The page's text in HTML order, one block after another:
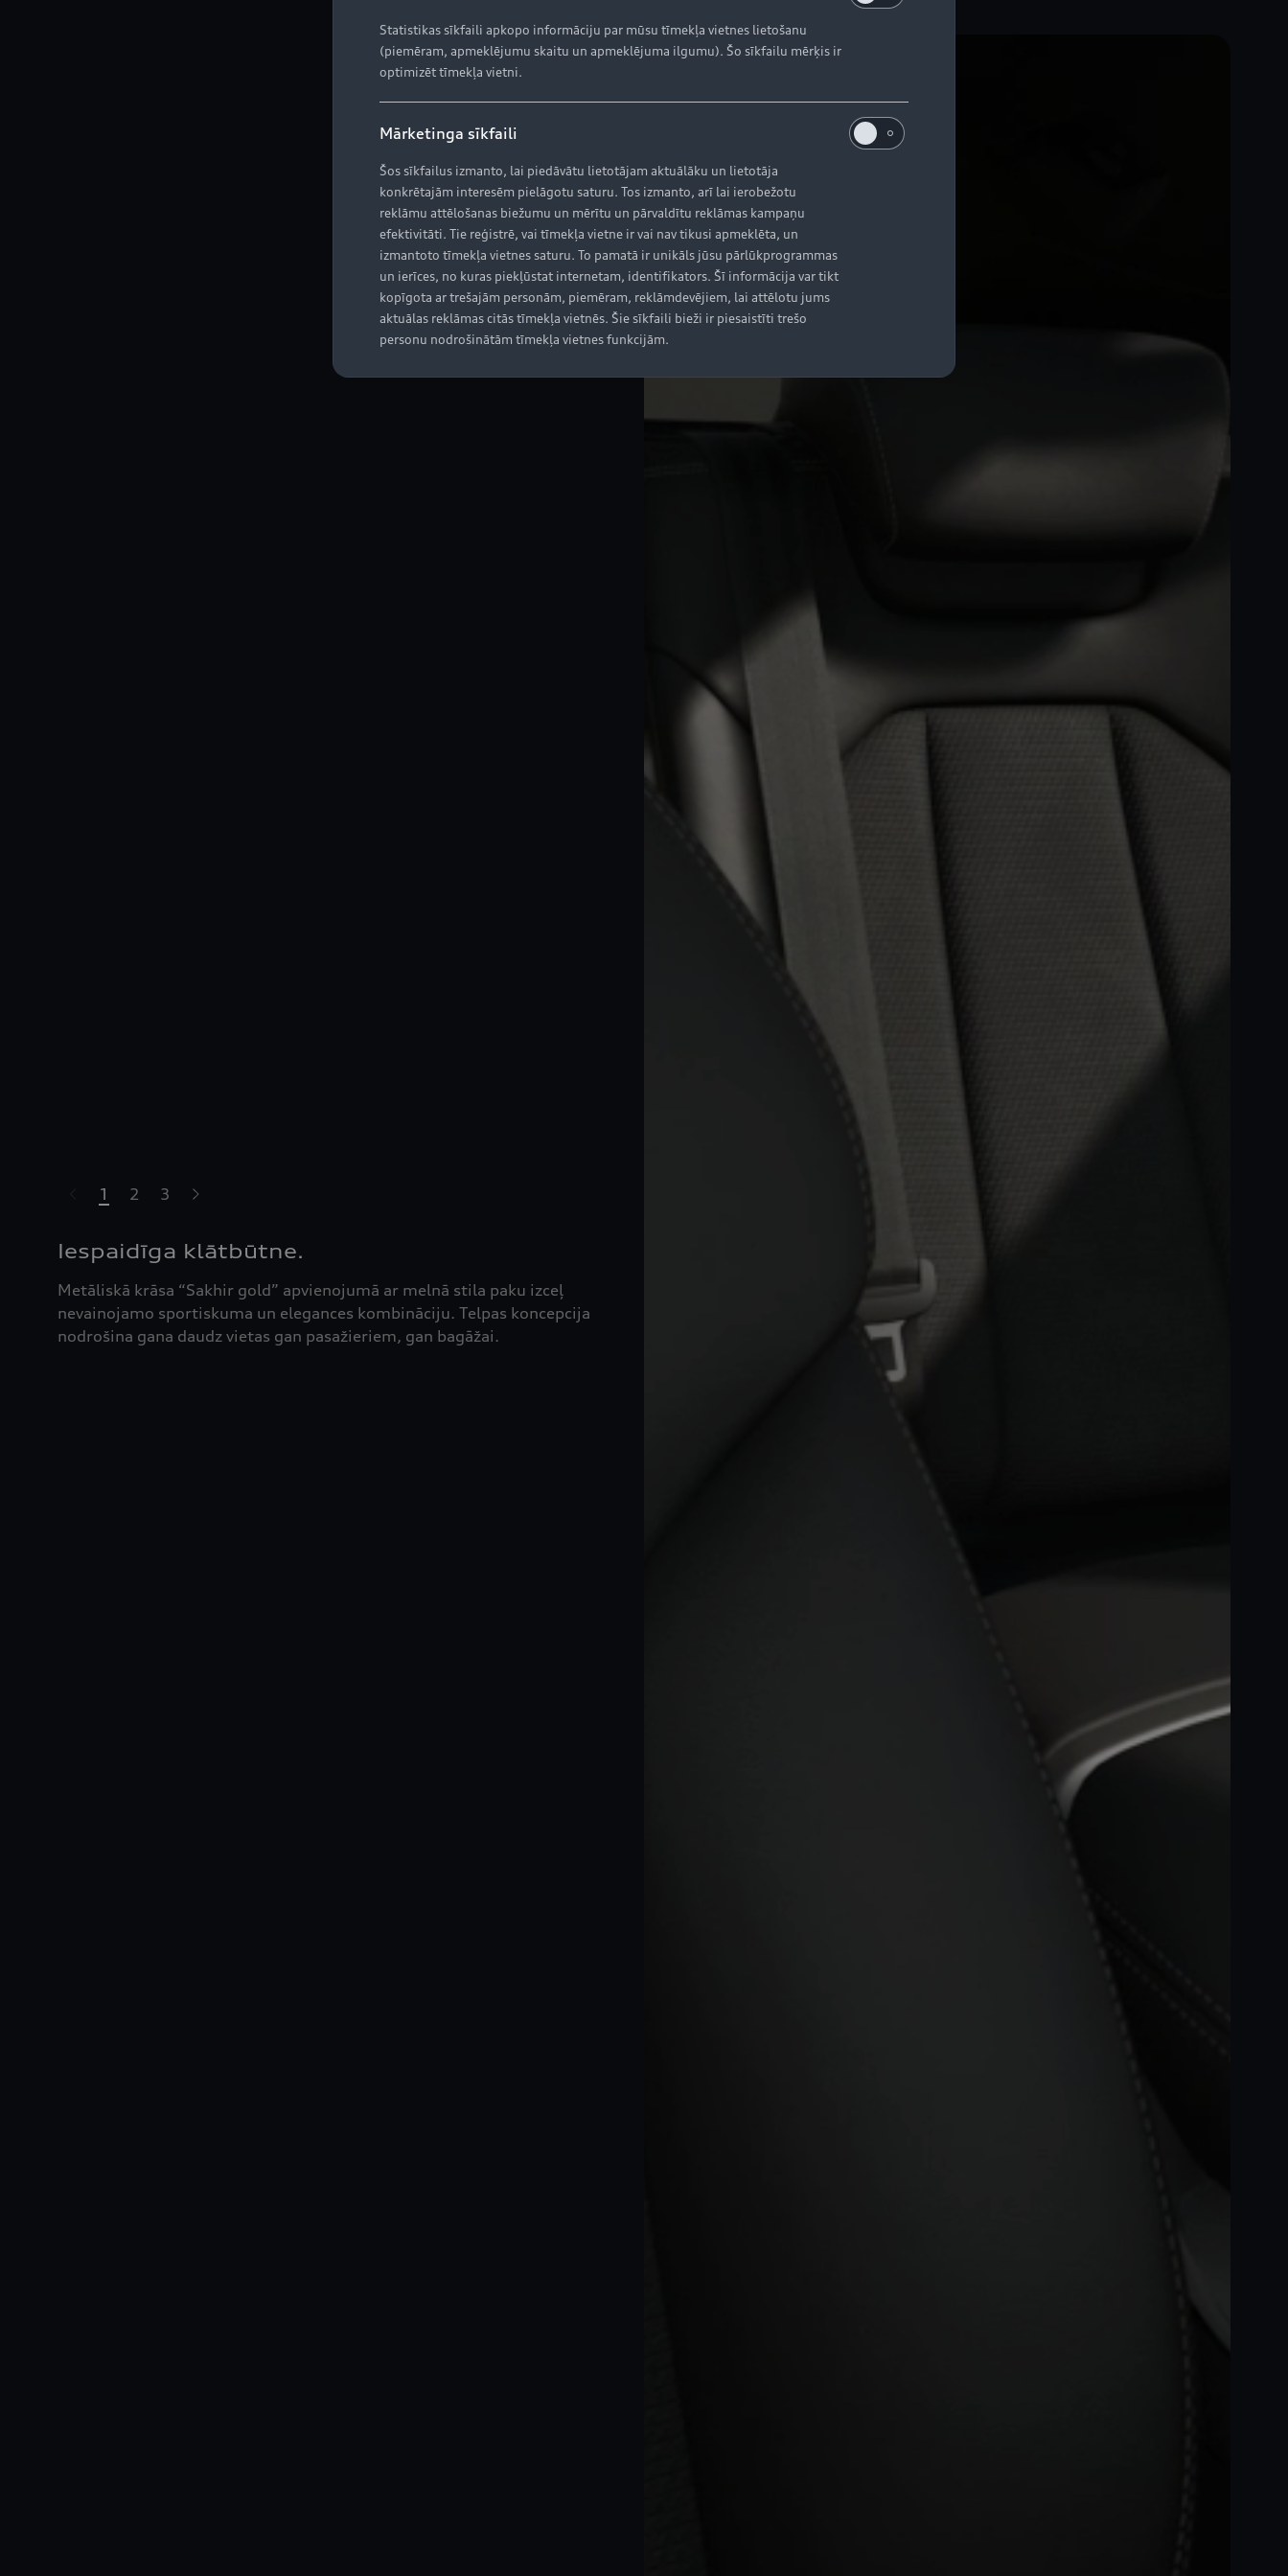
1 2 3
Iespaidīga klātbūtne.
Metāliskā krāsa “Sakhir gold” apvienojumā ar melnā stila paku izceļ
nevainojamo sportiskuma un elegances kombināciju. Telpas koncepcija
nodrošina gana daudz vietas gan pasažieriem, gan bagāžai.
Statistikas sīkfaili apkopo informāciju par mūsu tīmekļa vietnes lietošanu
(piemēram, apmeklējumu skaitu un apmeklējuma ilgumu). Šo sīkfailu mērķis ir
optimizēt tīmekļa vietni.
Mārketinga sīkfaili
Šos sīkfailus izmanto, lai piedāvātu lietotājam aktuālāku un lietotāja
konkrētajām interesēm pielāgotu saturu. Tos izmanto, arī lai ierobežotu
reklāmu attēlošanas biežumu un mērītu un pārvaldītu reklāmas kampaņu
efektivitāti. Tie reģistrē, vai tīmekļa vietne ir vai nav tikusi apmeklēta, un
izmantoto tīmekļa vietnes saturu. To pamatā ir unikāls jūsu pārlūkprogrammas
un ierīces, no kuras piekļūstat internetam, identifikators. Šī informācija var tikt
kopīgota ar trešajām personām, piemēram, reklāmdevējiem, lai attēlotu jums
aktuālas reklāmas citās tīmekļa vietnēs. Šie sīkfaili bieži ir piesaistīti trešo
personu nodrošinātām tīmekļa vietnes funkcijām.